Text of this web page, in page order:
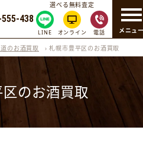
メニュ
438
選べる無料査定
LINE オンライン 電話
のお酒買取 ›札幌市豊平区のお酒買取
のお酒買取